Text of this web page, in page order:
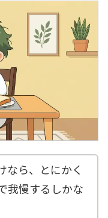
なら、とにかく
我慢するしかな